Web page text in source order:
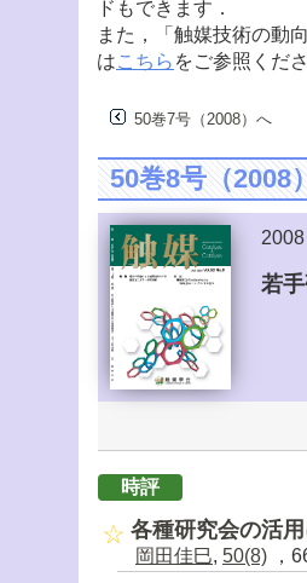
ドもできます．
また，「触媒技術の動
はこちら をご参照くだ
50巻7号（2008）へ
50巻8号（2008
若
時評
各種研究会の活
岡田佳巳, 50(8) ，